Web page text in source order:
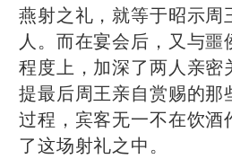
燕射之礼，就等于昭示周
人。而在宴会后，又与噩
程度上，加深了两人亲密
提最后周王亲自赏赐的那
过程，宾客无一不在饮酒
了这场射礼之中。